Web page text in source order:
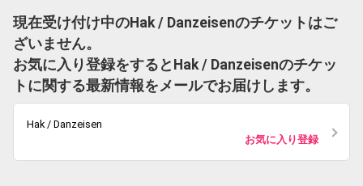
現在受け付け中のHak / Danzeisenのチケットはご
ざいません。
お気に入り登録をするとHak / Danzeisenのチケッ
トに関する最新情報をメールでお届けします。
Hak / Danzeisen
お気に入り登録